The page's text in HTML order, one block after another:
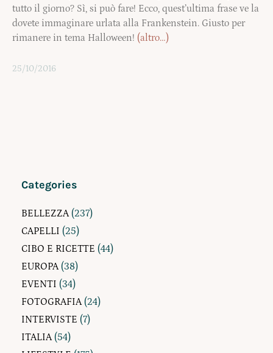
tutto il giorno? Sì, si può fare! Ecco, quest’ultima frase ve la
dovete immaginare urlata alla Frankenstein. Giusto per
rimanere in tema Halloween! (altro…)
25/10/2016
Categories
BELLEZZA(237)
CAPELLI (25)
CIBO E RICETTE (44)
EUROPA(38)
EVENTI (34)
FOTOGRAFIA(24)
INTERVISTE (7)
ITALIA(54)